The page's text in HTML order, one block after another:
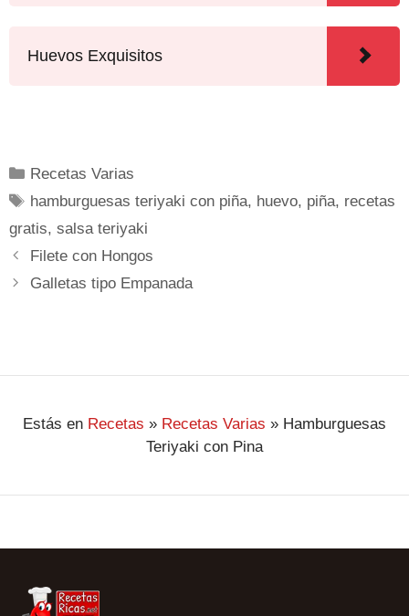
Huevos Exquisitos
Recetas Varias
hamburguesas teriyaki con piña, huevo, piña, recetas
gratis, salsa teriyaki
Filete con Hongos
Galletas tipo Empanada
Estás en Recetas » Recetas Varias » Hamburguesas
Teriyaki con Pina